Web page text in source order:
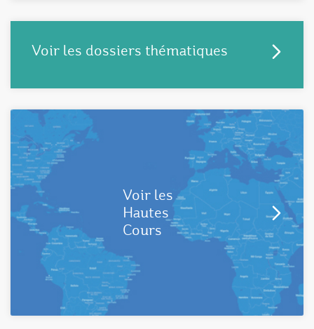
Voir les dossiers thématiques
Voir les
Hautes
Cours